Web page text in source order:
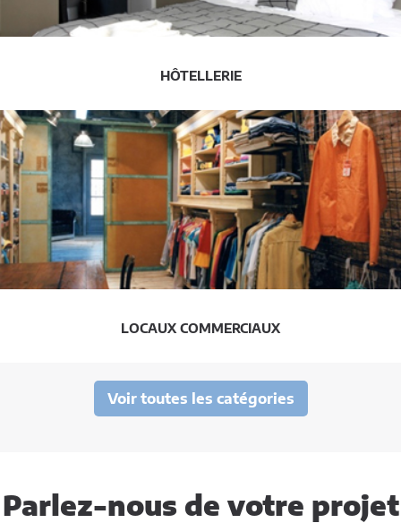
HÔTELLERIE
LOCAUX COMMERCIAUX
Voir toutes les catégories
Parlez-nous de votre projet